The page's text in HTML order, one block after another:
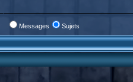
Messages Sujets